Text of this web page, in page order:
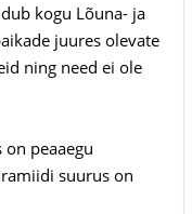
kogu Lõuna- ja
juures olevate
ning need ei ole
peaaegu
suurus on